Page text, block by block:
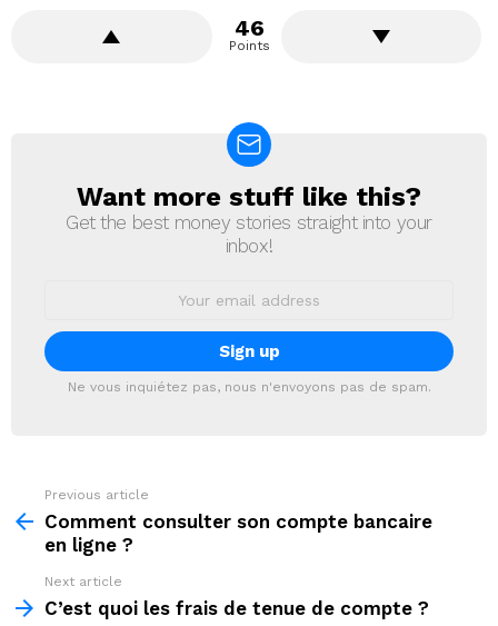
46
Points
NEWSLETTER
Want more stuff like this?
Get the best money stories straight into your
inbox!
Ne vous inquiétez pas, nous n'envoyons pas de spam.
more
Previous article
Comment consulter son compte bancaire
en ligne ?
Next article
C’est quoi les frais de tenue de compte ?